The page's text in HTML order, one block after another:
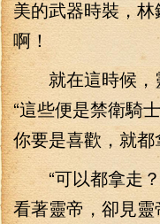
美的武器時裝，
啊！
就在這時候，
“這些便是禁衛騎
你要是喜歡，就都
“可以都拿走？
看著靈帝，卻見靈